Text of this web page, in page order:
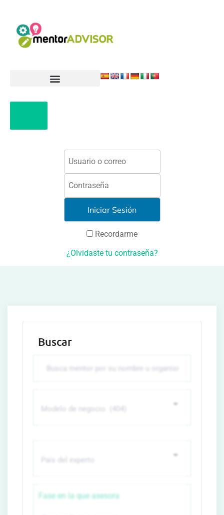
Recordarme
¿Olvidaste tu contraseña?
Buscar
Fase en la que asesora